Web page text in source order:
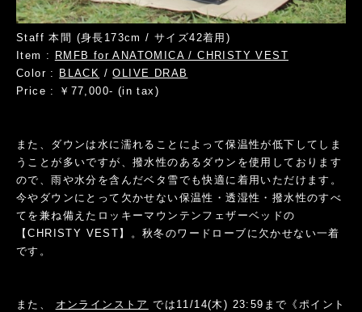
Staff 本間 (身長173cm / サイズ42着用)
Item :
RMFB for ANATOMICA / CHRISTY VEST
Color :
BLACK /OLIVE DRAB
Price : ￥77,000- (in tax)
また、ダウンは水に濡れることによって保温性が低下してしま
うことが多いですが、撥水性のあるダウンを使用しております
ので、雨や水分を含んだベタ雪でも快適に着用いただけます。
今やダウンにとって欠かせない保温性・透湿性・撥水性のすべ
てを兼ね備えたロッキーマウンテンフェザーベッドの
【CHRISTY VEST】。秋冬のワードローブに欠かせない一着
です。
また、 オンラインストア では11/14(木) 23:59まで《ポイント